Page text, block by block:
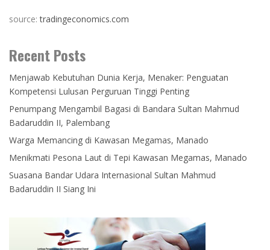
source:tradingeconomics.com
Recent Posts
Menjawab Kebutuhan Dunia Kerja, Menaker: Penguatan
Kompetensi Lulusan Perguruan Tinggi Penting
Penumpang Mengambil Bagasi di Bandara Sultan Mahmud
Badaruddin II, Palembang
Warga Memancing di Kawasan Megamas, Manado
Menikmati Pesona Laut di Tepi Kawasan Megamas, Manado
Suasana Bandar Udara Internasional Sultan Mahmud
Badaruddin II Siang Ini